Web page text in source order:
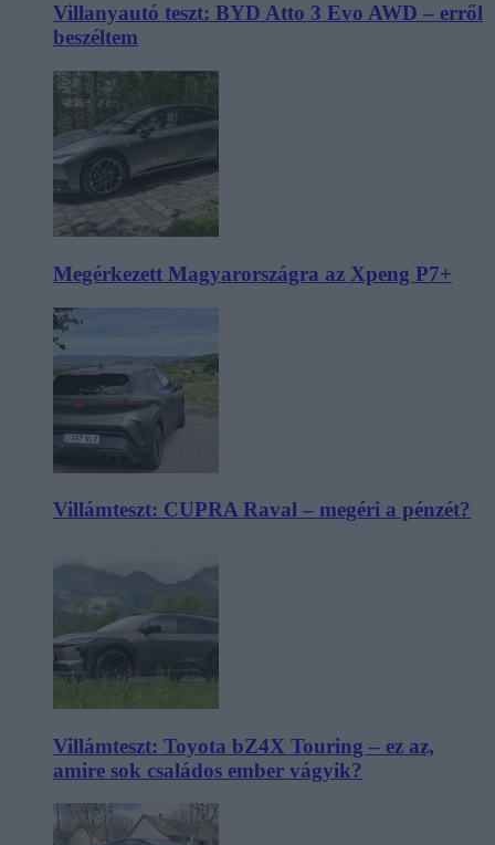
Villanyautó teszt: BYD Atto 3 Evo AWD – erről
beszéltem
Megérkezett Magyarországra az Xpeng P7+
Villámteszt: CUPRA Raval – megéri a pénzét?
Villámteszt: Toyota bZ4X Touring – ez az,
amire sok családos ember vágyik?